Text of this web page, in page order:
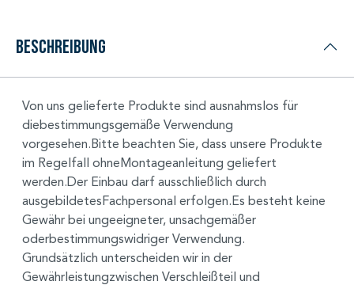
Beschreibung
Von uns gelieferte Produkte sind ausnahmslos für
diebestimmungsgemäße Verwendung
vorgesehen.Bitte beachten Sie, dass unsere Produkte
im Regelfall ohneMontageanleitung geliefert
werden.Der Einbau darf ausschließlich durch
ausgebildetesFachpersonal erfolgen.Es besteht keine
Gewähr bei ungeeigneter, unsachgemäßer
oderbestimmungswidriger Verwendung.
Grundsätzlich unterscheiden wir in der
Gewährleistungzwischen Verschleißteil und